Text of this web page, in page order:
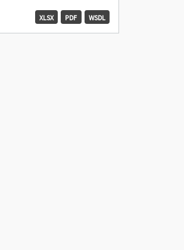
WSDL
PDF
XLSX